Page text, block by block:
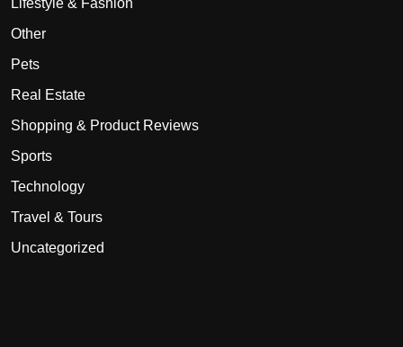
Other
Pets
Real Estate
Shopping & Product Reviews
Sports
Technology
Travel & Tours
Uncategorized